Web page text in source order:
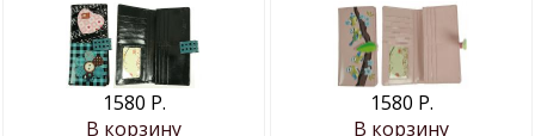
1580 Р.
В корзину
1580 Р.
В корзину